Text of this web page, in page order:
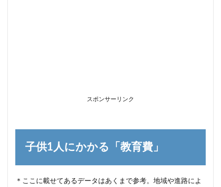
たて
NISA」
「ジュ
NISA」
スポンサーリンク
子供1人にかかる「教育費」
＊ここに載せてあるデータはあくまで参考。地域や進路によ